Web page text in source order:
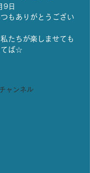
ャンネル
9日
もありがとうござい
たちが楽しませても
てば☆